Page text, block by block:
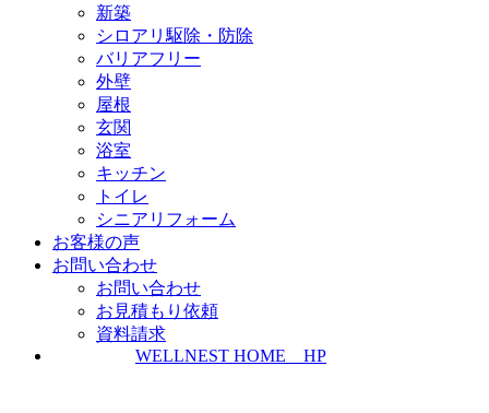
新築
シロアリ駆除・防除
バリアフリー
外壁
屋根
玄関
浴室
キッチン
トイレ
シニアリフォーム
お客様の声
お問い合わせ
お問い合わせ
お見積もり依頼
資料請求
WELLNEST HOME HP